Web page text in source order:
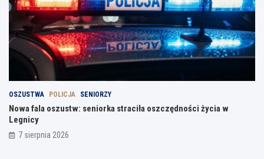
OSZUSTWA POLICJA SENIORZY
Nowa fala oszustw: seniorka straciła oszczędności życia w
Legnicy
7 sierpnia 2026